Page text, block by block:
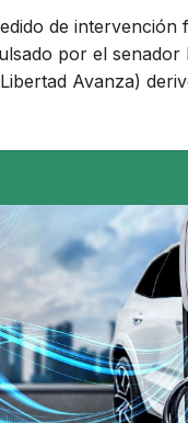
de intervención
por el
Avanza)